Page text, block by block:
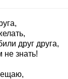
друг друга,
не знать!